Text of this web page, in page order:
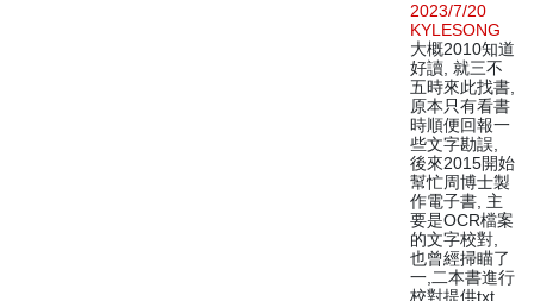
2023/7/20
KYLESONG
大概2010知道
好讀, 就三不
五時來此找書,
原本只有看書
時順便回報一
些文字勘誤,
後來2015開始
幫忙周博士製
作電子書, 主
要是OCR檔案
的文字校對,
也曾經掃瞄了
一,二本書進行
校對提供txt,